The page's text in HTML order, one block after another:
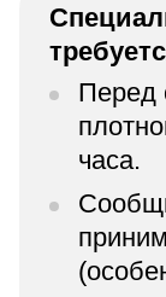
Перед
часа.